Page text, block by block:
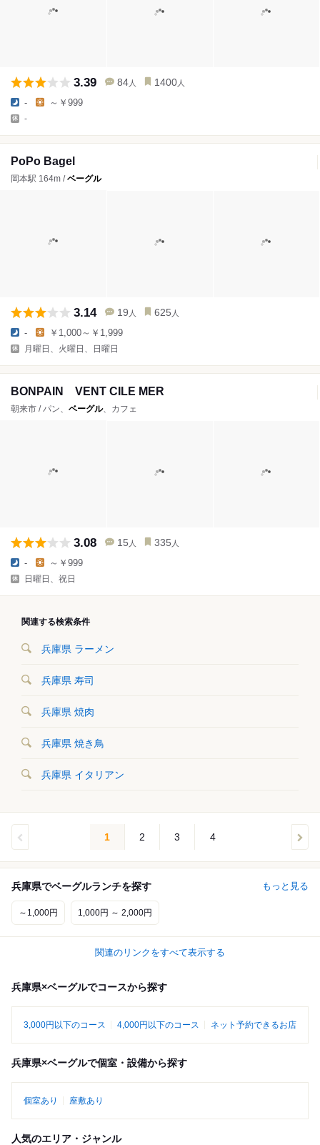
3.39 84 人 1400 人
- ～￥999
-
PoPo Bagel
岡本駅 164m /ベーグル
3.14 19 人 625 人
- ￥1,000～￥1,999
月曜日、火曜日、日曜日
BONPAIN VENT CILE MER
朝来市 / パン、 ベーグル、カフェ
3.08 15 人 335 人
- ～￥999
日曜日、祝日
関連する検索条件
兵庫県 ラーメン
兵庫県 寿司
兵庫県 焼肉
兵庫県 焼き鳥
兵庫県 イタリアン
1 2 3 4
兵庫県でベーグルランチを探す もっと見る
～1,000円 1,000円 ～ 2,000円
関連のリンクをすべて表示する
兵庫県×ベーグルでコースから探す
3,000円以下のコース 4,000円以下のコース ネット予約できるお店
兵庫県×ベーグルで個室・設備から探す
個室あり 座敷あり
人気のエリア・ジャンル